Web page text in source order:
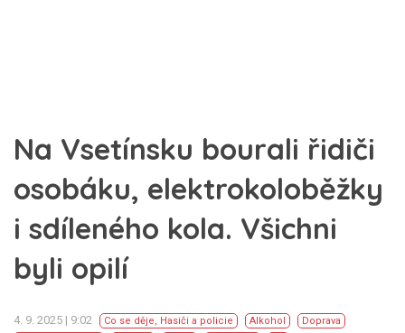
Na Vsetínsku bourali řidiči
osobáku, elektrokoloběžky
i sdíleného kola. Všichni
byli opilí
4. 9. 2025 | 9:02 Co se děje, Hasiči a policie Alkohol
Doprava